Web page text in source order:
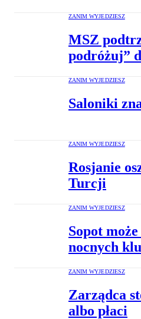
ZANIM WYJEDZIESZ
MSZ
podróżuj”
ZANIM WYJEDZIESZ
Saloniki
ZANIM WYJEDZIESZ
Rosjanie
Turcji
ZANIM WYJEDZIESZ
Sopot
nocnych
ZANIM WYJEDZIESZ
Zarządca
albo płaci